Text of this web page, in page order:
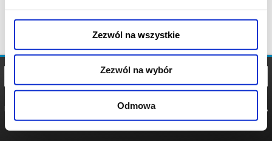
Zezwól na wszystkie
Zezwól na wybór
Odmowa
POLITYKA
POLITYKA